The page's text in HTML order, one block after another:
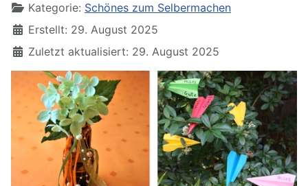
Kategorie: Schönes zum Selbermachen
Erstellt: 29. August 2025
Zuletzt aktualisiert: 29. August 2025